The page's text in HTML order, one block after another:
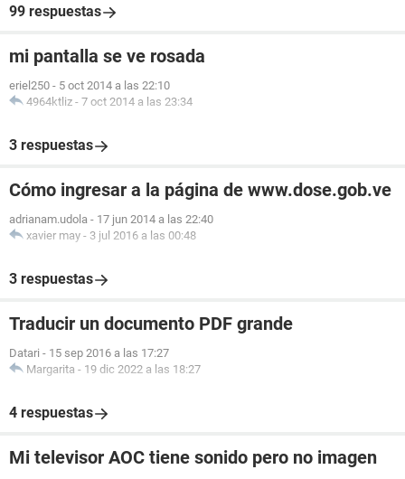
99 respuestas
mi pantalla se ve rosada
eriel250 - 5 oct 2014 a las 22:10
4964ktliz - 7 oct 2014 a las 23:34
3 respuestas
Cómo ingresar a la página de www.dose.gob.ve
adrianam.udola - 17 jun 2014 a las 22:40
xavier may - 3 jul 2016 a las 00:48
3 respuestas
Traducir un documento PDF grande
Datari - 15 sep 2016 a las 17:27
Margarita - 19 dic 2022 a las 18:27
4 respuestas
Mi televisor AOC tiene sonido pero no imagen